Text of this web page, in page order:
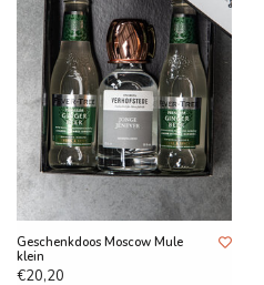
Geschenkdoos Moscow Mule
klein
€20,20